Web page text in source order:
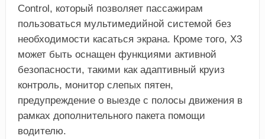
Control, который позволяет пассажирам
пользоваться мультимедийной системой без
необходимости касаться экрана. Кроме того, Х3
может быть оснащен функциями активной
безопасности, такими как адаптивный круиз
контроль, монитор слепых пятен,
предупреждение о выезде с полосы движения в
рамках дополнительного пакета помощи
водителю.